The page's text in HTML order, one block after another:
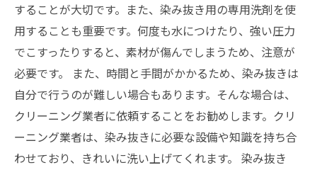
することが大切です。また、染み抜き用の専用洗剤を使
用することも重要です。何度も水につけたり、強い圧力
でこすったりすると、素材が傷んでしまうため、注意が
必要です。 また、時間と手間がかかるため、染み抜きは
自分で行うのが難しい場合もあります。そんな場合は、
クリーニング業者に依頼することをお勧めします。クリ
ーニング業者は、染み抜きに必要な設備や知識を持ち合
わせており、きれいに洗い上げてくれます。 染み抜き